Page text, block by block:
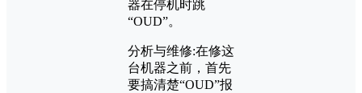
器在停机时跳
“OUD”。
分析与维修:在修这
台机器之前，首先
要搞清楚“OUD”报